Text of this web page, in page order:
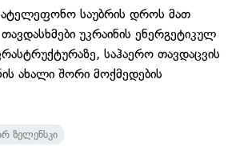
საუბრის დროს მათ
უკრაინის ენერგეტიკულ
საჰაერო თავდაცვის
ახალი შორი მოქმედების
ზელენსკი